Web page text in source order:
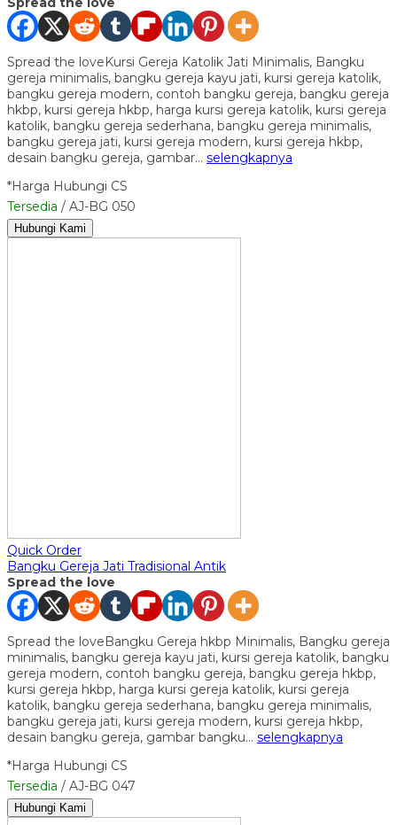
Spread the loveKursi Gereja Katolik Jati Minimalis, Bangku
gereja minimalis, bangku gereja kayu jati, kursi gereja katolik,
bangku gereja modern, contoh bangku gereja, bangku gereja
hkbp, kursi gereja hkbp, harga kursi gereja katolik, kursi gereja
katolik, bangku gereja sederhana, bangku gereja minimalis,
bangku gereja jati, kursi gereja modern, kursi gereja hkbp,
desain bangku gereja, gambar… selengkapnya
*Harga Hubungi CS
Tersedia / AJ-BG 050
Hubungi Kami
Quick Order
Bangku Gereja Jati Tradisional Antik
Spread the love
Spread the loveBangku Gereja hkbp Minimalis, Bangku gereja
minimalis, bangku gereja kayu jati, kursi gereja katolik, bangku
gereja modern, contoh bangku gereja, bangku gereja hkbp,
kursi gereja hkbp, harga kursi gereja katolik, kursi gereja
katolik, bangku gereja sederhana, bangku gereja minimalis,
bangku gereja jati, kursi gereja modern, kursi gereja hkbp,
desain bangku gereja, gambar bangku… selengkapnya
*Harga Hubungi CS
Tersedia / AJ-BG 047
Hubungi Kami